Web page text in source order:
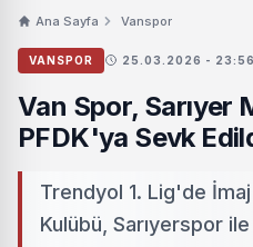
Ana Sayfa Vanspor
VANSPOR 25.03.2026 - 23:56
Van Spor, Sarıyer
PFDK'ya Sevk
Trendyol 1. Lig'de
Kulübü, Sarıyerspor